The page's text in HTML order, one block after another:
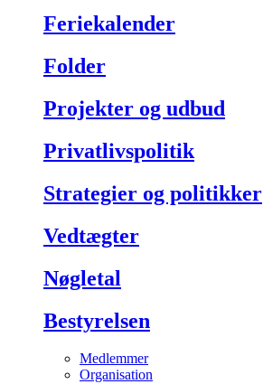
Feriekalender
Folder
Projekter og udbud
Privatlivspolitik
Strategier og politikker
Vedtægter
Nøgletal
Bestyrelsen
Medlemmer
Organisation